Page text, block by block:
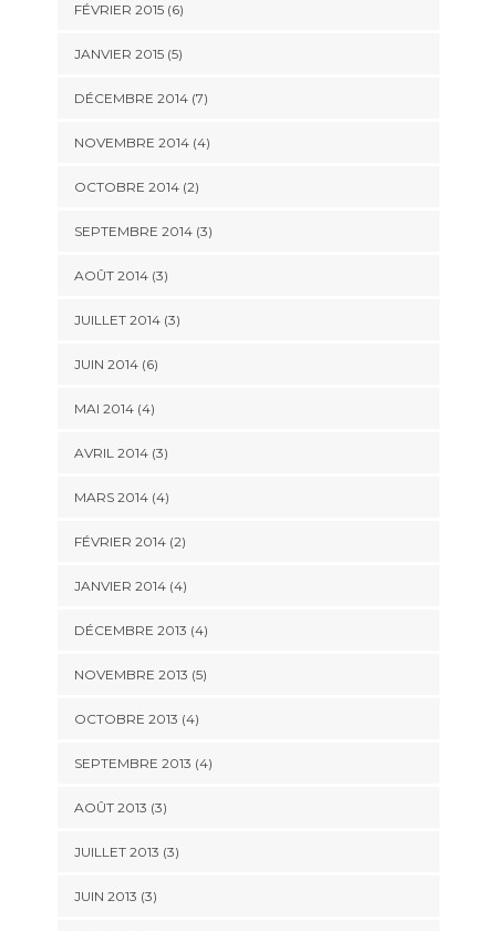
FÉVRIER 2015(6)
JANVIER 2015(5)
DÉCEMBRE 2014(7)
NOVEMBRE 2014(4)
OCTOBRE 2014(2)
SEPTEMBRE 2014(3)
AOÛT 2014(3)
JUILLET 2014(3)
JUIN 2014(6)
MAI 2014(4)
AVRIL 2014(3)
MARS 2014(4)
FÉVRIER 2014(2)
JANVIER 2014(4)
DÉCEMBRE 2013 (4)
NOVEMBRE 2013 (5)
OCTOBRE 2013 (4)
SEPTEMBRE 2013 (4)
AOÛT 2013 (3)
JUILLET 2013 (3)
JUIN 2013 (3)